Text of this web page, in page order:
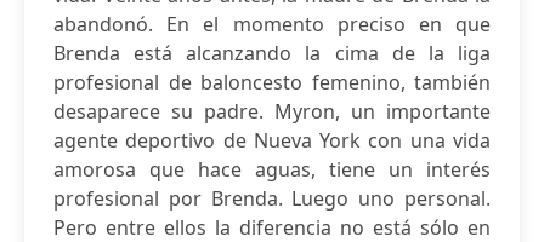
abandonó. En el momento preciso en que
Brenda está alcanzando la cima de la liga
profesional de baloncesto femenino, también
desaparece su padre. Myron, un importante
agente deportivo de Nueva York con una vida
amorosa que hace aguas, tiene un interés
profesional por Brenda. Luego uno personal.
Pero entre ellos la diferencia no está sólo en